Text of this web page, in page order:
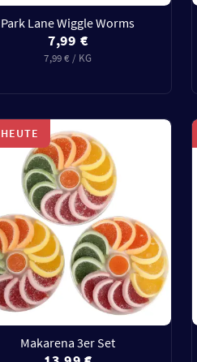
Park Lane Wiggle Worms
7,99 €
7,99 € / KG
Makarena 3er Set